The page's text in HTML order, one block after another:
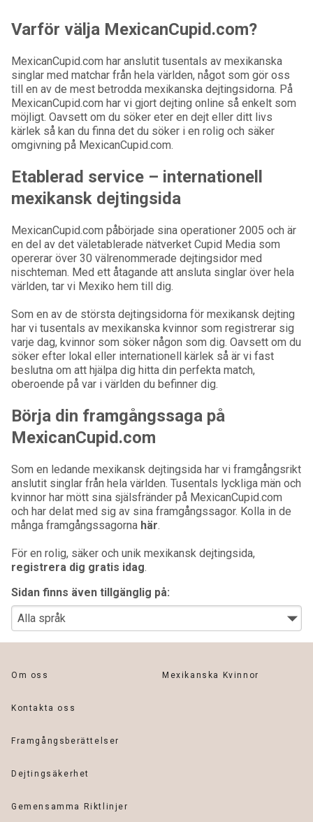
Varför välja MexicanCupid.com?
MexicanCupid.com har anslutit tusentals av mexikanska
singlar med matchar från hela världen, något som gör oss
till en av de mest betrodda mexikanska dejtingsidorna. På
MexicanCupid.com har vi gjort dejting online så enkelt som
möjligt. Oavsett om du söker eter en dejt eller ditt livs
kärlek så kan du finna det du söker i en rolig och säker
omgivning på MexicanCupid.com.
Etablerad service – internationell
mexikansk dejtingsida
MexicanCupid.com påbörjade sina operationer 2005 och är
en del av det väletablerade nätverket Cupid Media som
opererar över 30 välrenommerade dejtingsidor med
nischteman. Med ett åtagande att ansluta singlar över hela
världen, tar vi Mexiko hem till dig.
Som en av de största dejtingsidorna för mexikansk dejting
har vi tusentals av mexikanska kvinnor som registrerar sig
varje dag, kvinnor som söker någon som dig. Oavsett om du
söker efter lokal eller internationell kärlek så är vi fast
beslutna om att hjälpa dig hitta din perfekta match,
oberoende på var i världen du befinner dig.
Börja din framgångssaga på
MexicanCupid.com
Som en ledande mexikansk dejtingsida har vi framgångsrikt
anslutit singlar från hela världen. Tusentals lyckliga män och
kvinnor har mött sina själsfränder på MexicanCupid.com
och har delat med sig av sina framgångssagor. Kolla in de
många framgångssagorna här.
För en rolig, säker och unik mexikansk dejtingsida,
registrera dig gratis idag.
Sidan finns även tillgänglig på:
Om oss
Kontakta oss
Framgångsberättelser
Dejtingsäkerhet
Gemensamma Riktlinjer
Mexikanska Kvinnor